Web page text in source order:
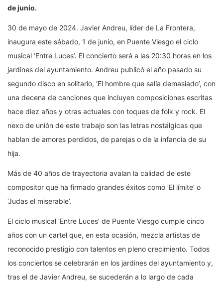
de junio.
30 de mayo de 2024. Javier Andreu, líder de La Frontera,
inaugura este sábado, 1 de junio, en Puente Viesgo el ciclo
musical ‘Entre Luces’. El concierto será a las 20:30 horas en los
jardines del ayuntamiento. Andreu publicó el año pasado su
segundo disco en solitario, ‘El hombre que salía demasiado’, con
una decena de canciones que incluyen composiciones escritas
hace diez años y otras actuales con toques de folk y rock. El
nexo de unión de este trabajo son las letras nostálgicas que
hablan de amores perdidos, de parejas o de la infancia de su
hija.
Más de 40 años de trayectoria avalan la calidad de este
compositor que ha firmado grandes éxitos como ‘El límite’ o
‘Judas el miserable’.
El ciclo musical ‘Entre Luces’ de Puente Viesgo cumple cinco
años con un cartel que, en esta ocasión, mezcla artistas de
reconocido prestigio con talentos en pleno crecimiento. Todos
los conciertos se celebrarán en los jardines del ayuntamiento y,
tras el de Javier Andreu, se sucederán a lo largo de cada